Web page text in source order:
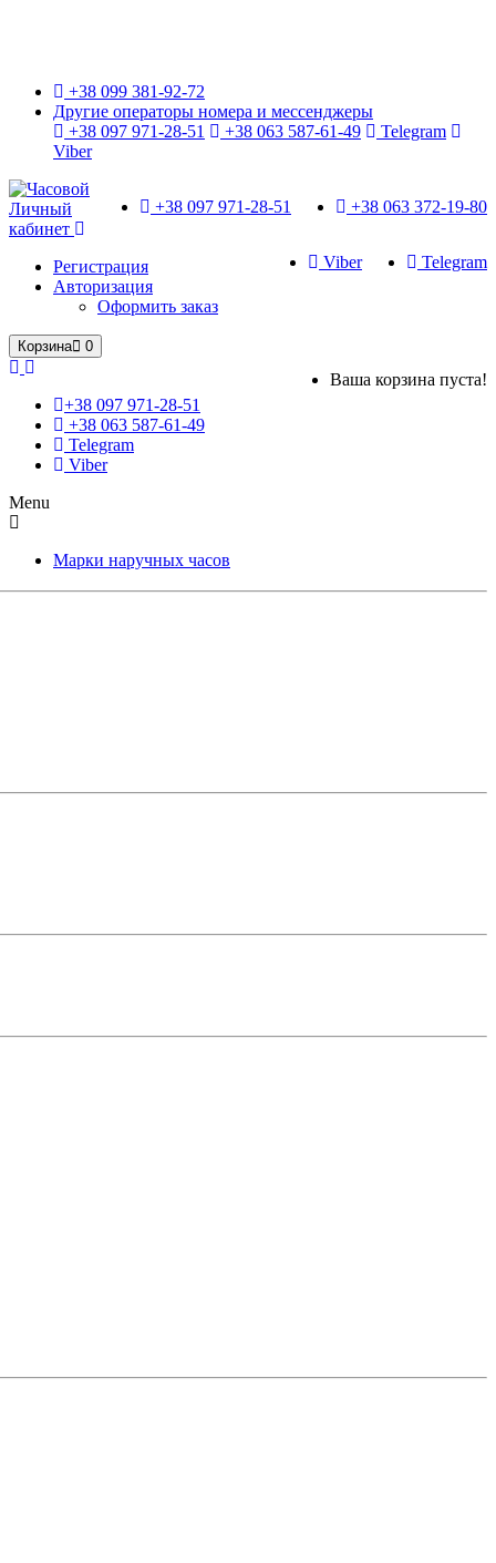
+38 099 381-92-72
Другие операторы номера и мессенджеры
+38 097 971-28-51
+38 063 587-61-49
Telegram
Viber
+38 063 372-19-80
+38 097 971-28-51
Telegram
Viber
Личный
кабинет
Регистрация
Авторизация
Оформить заказ
Корзина 0
Ваша корзина пуста!
+38 097 971-28-51
+38 063 587-61-49
Telegram
Viber
Menu
Марки наручных часов